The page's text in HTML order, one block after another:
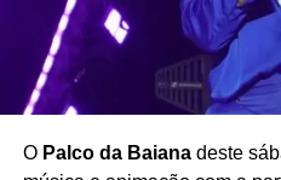
Data:
27 de junho de 2025
Horário:20h00
📍Local:
Teatro Sesc Casa
Neves, 1109, Salvador – BA
Ingressos aqui
O Palco da Baianadeste